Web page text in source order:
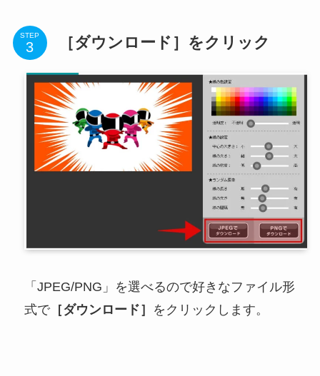
STEP ［ダウンロード］をクリック
「JPEG/PNG」を選べるので好きなファイル形
式で［ダウンロード］ をクリックします。